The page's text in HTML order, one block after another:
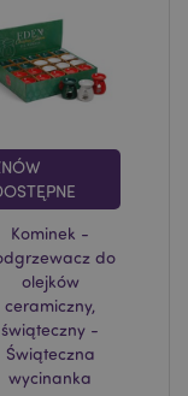
Kominek -
do
olejków
ceramiczny,
świąteczny -
Świąteczna
wycinanka